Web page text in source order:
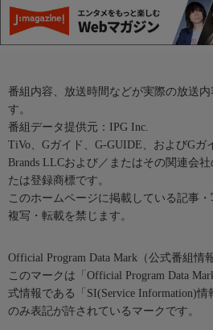
番組内容、放送時間などが実際の放送
す。
番組データ提供元：IPG Inc.
TiVo、Gガイド、G-GUIDE、およびGガ
Brands LLCおよび／またはその関連会
たは登録商標です。
このホームページに掲載している記事
複写・転載を禁じます。
Official Program Data Mark（公式番組情
このマークは「Official Program Data
式情報である「SI(Service Information)
のみ表記が許されているマークです。